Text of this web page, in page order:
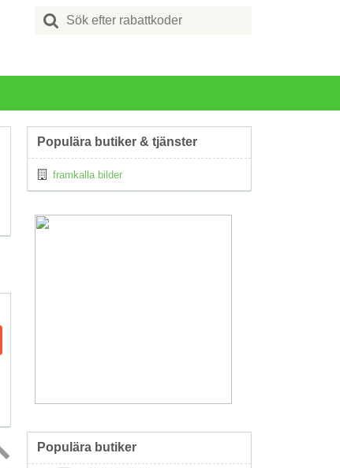
Search
for:
Populära butiker & tjänster
framkalla bilder
Populära butiker